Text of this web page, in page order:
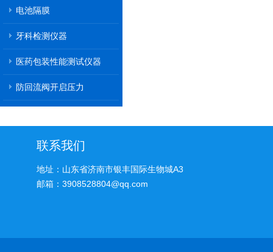
电池隔膜
牙科检测仪器
医药包装性能测试仪器
防回流阀开启压力
联系我们
地址：山东省济南市银丰国际生物城A3
邮箱：3908528804@qq.com